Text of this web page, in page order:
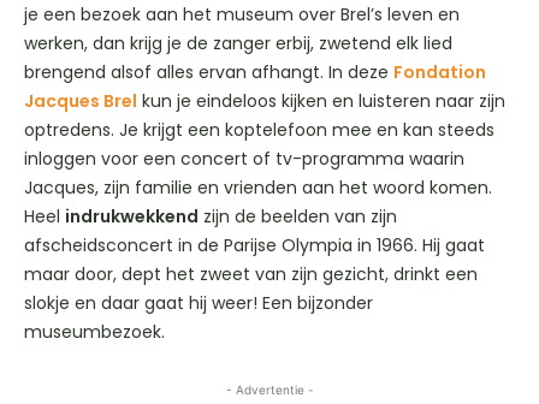
je een bezoek aan het museum over Brel’s leven en
werken, dan krijg je de zanger erbij, zwetend elk lied
brengend alsof alles ervan afhangt. In deze Fondation
Jacques Brel kun je eindeloos kijken en luisteren naar zijn
optredens. Je krijgt een koptelefoon mee en kan steeds
inloggen voor een concert of tv-programma waarin
Jacques, zijn familie en vrienden aan het woord komen.
Heel indrukwekkend zijn de beelden van zijn
afscheidsconcert in de Parijse Olympia in 1966. Hij gaat
maar door, dept het zweet van zijn gezicht, drinkt een
slokje en daar gaat hij weer! Een bijzonder
museumbezoek.
- Advertentie -